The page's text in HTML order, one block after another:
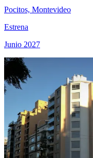
Pocitos, Montevideo
Estrena
Junio 2027